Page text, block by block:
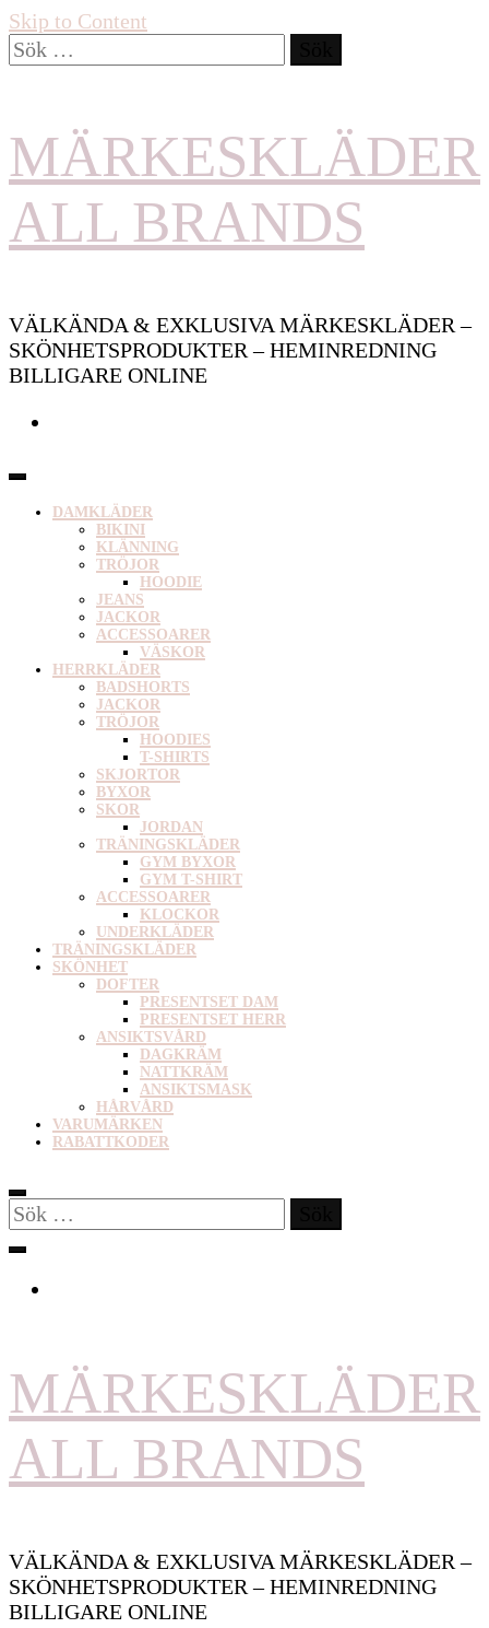
Skip to Content
Sök
efter:
MÄRKESKLÄDER
ALL BRANDS
VÄLKÄNDA & EXKLUSIVA MÄRKESKLÄDER –
SKÖNHETSPRODUKTER – HEMINREDNING
BILLIGARE ONLINE
DAMKLÄDER
BIKINI
KLÄNNING
TRÖJOR
HOODIE
JEANS
JACKOR
ACCESSOARER
VÄSKOR
HERRKLÄDER
BADSHORTS
JACKOR
TRÖJOR
HOODIES
T-SHIRTS
SKJORTOR
BYXOR
SKOR
JORDAN
TRÄNINGSKLÄDER
GYM BYXOR
GYM T-SHIRT
ACCESSOARER
KLOCKOR
UNDERKLÄDER
TRÄNINGSKLÄDER
SKÖNHET
DOFTER
PRESENTSET DAM
PRESENTSET HERR
ANSIKTSVÅRD
DAGKRÄM
NATTKRÄM
ANSIKTSMASK
HÅRVÅRD
VARUMÄRKEN
RABATTKODER
Sök
efter:
MÄRKESKLÄDER
ALL BRANDS
VÄLKÄNDA & EXKLUSIVA MÄRKESKLÄDER –
SKÖNHETSPRODUKTER – HEMINREDNING
BILLIGARE ONLINE